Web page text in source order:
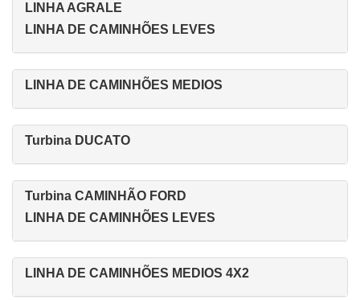
LINHA AGRALE
LINHA DE CAMINHÕES LEVES
LINHA DE CAMINHÕES MEDIOS
Turbina DUCATO
Turbina CAMINHÃO FORD
LINHA DE CAMINHÕES LEVES
LINHA DE CAMINHÕES MEDIOS 4X2